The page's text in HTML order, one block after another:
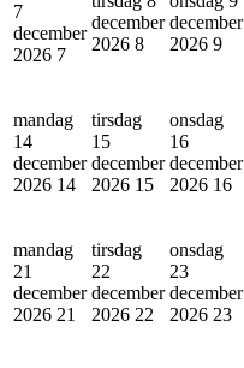
7
december
2026 7
december
2026 8
december
2026 9
mandag
14
december
2026 14
tirsdag
15
december
2026 15
onsdag
16
december
2026 16
mandag
21
december
2026 21
tirsdag
22
december
2026 22
onsdag
23
december
2026 23